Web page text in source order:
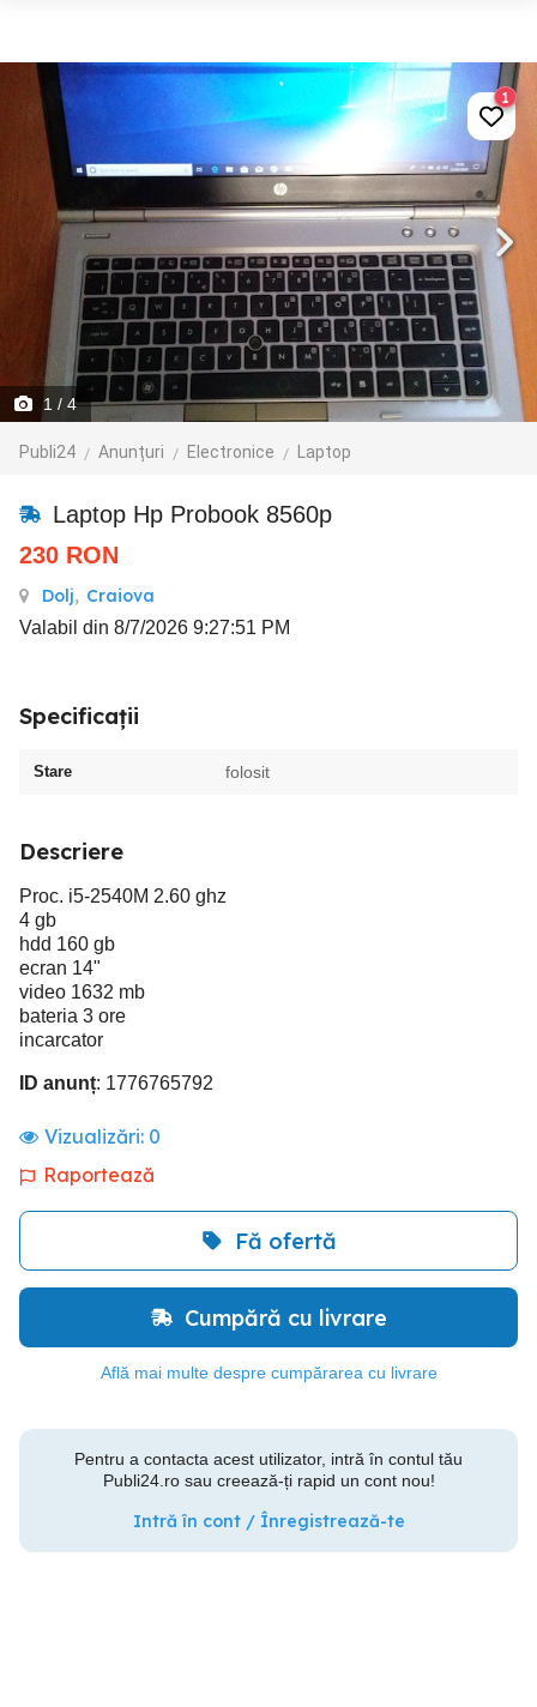
1 / 4
Publi24 Anunțuri Electronice Laptop
1
Laptop Hp Probook 8560p
230 RON
Dolj, Craiova
Valabil din 8/7/2026 9:27:51 PM
Specificații
Stare folosit
Descriere
Proc. i5-2540M 2.60 ghz
4 gb
hdd 160 gb
ecran 14"
video 1632 mb
bateria 3 ore
incarcator
ID anunț: 1776765792
Vizualizări: 0
Raportează
Fă ofertă
Cumpără cu livrare
Află mai multe despre cumpărarea cu livrare
Pentru a contacta acest utilizator, intră în contul tău
Publi24.ro sau creează-ți rapid un cont nou!
Intră în cont / Înregistrează-te